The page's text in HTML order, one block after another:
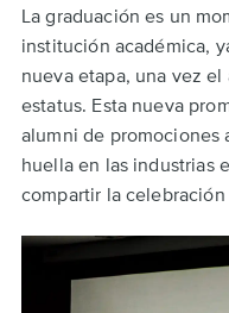
Back
to
top
La graduación es un
institución académica,
nueva etapa, una vez
estatus. Esta nueva
alumni de promociones
huella en las industrias
compartir la